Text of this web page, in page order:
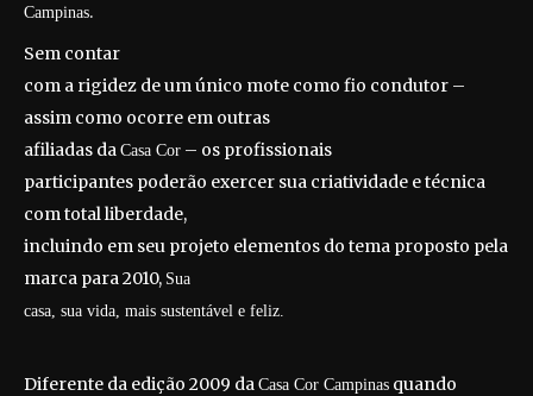
Campinas.
Sem contar
com a rigidez de um único mote como fio condutor –
assim como ocorre em outras
afiliadas da Casa Cor – os profissionais
participantes poderão exercer sua criatividade e técnica
com total liberdade,
incluindo em seu projeto elementos do tema proposto pela
marca para 2010, Sua
casa, sua vida, mais sustentável e feliz.
Diferente da edição 2009 da Casa Cor Campinas quando